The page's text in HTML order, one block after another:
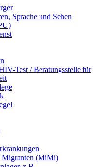
Sprache und Sehen
Test / Beratungsstelle für
(MiMi)